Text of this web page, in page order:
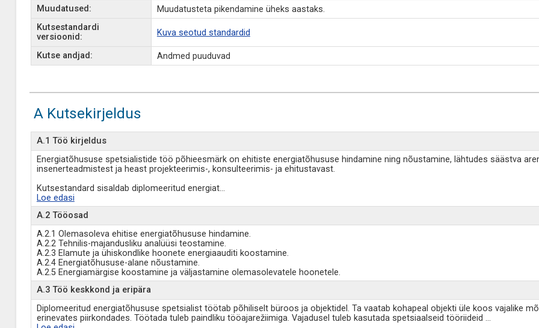
Muudatused:
Muudatusteta pikendamine üheks aastaks.
Kutsestandardi
versioonid:
Kuva seotud standardid
Kutse andjad: Andmed puuduvad
A Kutsekirjeldus
A.1 Töö kirjeldus
Energiatõhususe spetsialistide töö põhieesmärk on ehitiste energiatõhususe hindamine ning nõustamine, lähtudes säästva
insenerteadmistest ja heast projekteerimis-, konsulteerimis- ja ehitustavast.
Kutsestandard sisaldab diplomeeritud energiat...
Loe edasi
A.2 Tööosad
A.2.1 Olemasoleva ehitise energiatõhususe hindamine.
A.2.2 Tehnilis-majandusliku analüüsi teostamine.
A.2.3 Elamute ja ühiskondlike hoonete energiaauditi koostamine.
A.2.4 Energiatõhususe-alane nõustamine.
A.2.5 Energiamärgise koostamine ja väljastamine olemasolevatele hoonetele.
A.3 Töö keskkond ja eripära
Diplomeeritud energiatõhususe spetsialist töötab põhiliselt büroos ja objektidel. Ta vaatab kohapeal objekti üle koos vajalike
erinevates piirkondades. Töötada tuleb paindliku tööajarežiimiga. Vajadusel tuleb kasutada spetsiaalseid tööriideid ...